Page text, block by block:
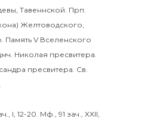
Тавеннской. Прп.
) Желтоводского,
ПамятьV Вселенского
Николая пресвитера.
пресвитера. Св.
I, 12-20. Мф., 91 зач., XXII,